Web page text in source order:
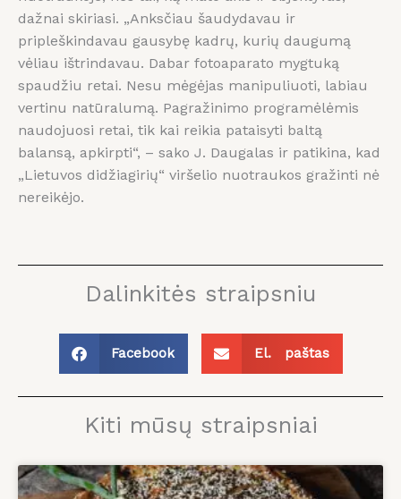
dažnai skiriasi. „Anksčiau šaudydavau ir
pripleškindavau gausybę kadrų, kurių daugumą
vėliau ištrindavau. Dabar fotoaparato mygtuką
spaudžiu retai. Nesu mėgėjas manipuliuoti, labiau
vertinu natūralumą. Pagražinimo programėlėmis
naudojuosi retai, tik kai reikia pataisyti baltą
balansą, apkirpti“, – sako J. Daugalas ir patikina, kad
„Lietuvos didžiagirių“ viršelio nuotraukos gražinti nė
nereikėjo.
Dalinkitės straipsniu
Facebook El. paštas
Kiti mūsų straipsniai